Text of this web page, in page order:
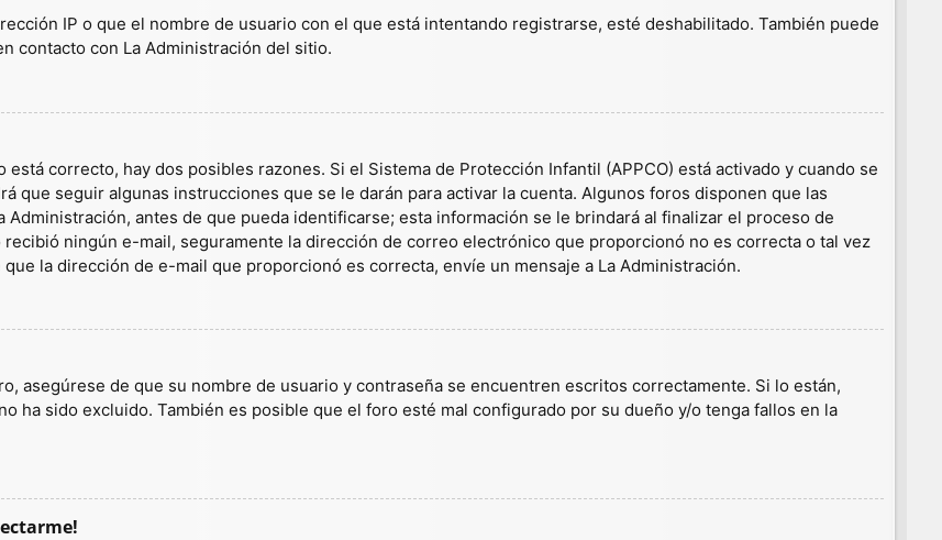
IP o que el nombre de usuario con el que está intentando registrarse, esté deshabilitado. También puede
contacto con La Administración del sitio.
correcto, hay dos posibles razones. Si el Sistema de Protección Infantil (APPCO) está activado y cuando se
que seguir algunas instrucciones que se le darán para activar la cuenta. Algunos foros disponen que las
antes de que pueda identificarse; esta información se le brindará al finalizar el proceso de
ningún e-mail, seguramente la dirección de correo electrónico que proporcionó no es correcta o tal vez
la dirección de e-mail que proporcionó es correcta, envíe un mensaje a La Administración.
asegúrese de que su nombre de usuario y contraseña se encuentren escritos correctamente. Si lo están,
ha sido excluido. También es posible que el foro esté mal configurado por su dueño y/o tenga fallos en la